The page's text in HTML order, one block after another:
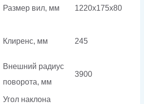
Размер вил, мм 1220x175x80
Клиренс, мм 245
Внешний радиус
поворота, мм
3900
Угол наклона